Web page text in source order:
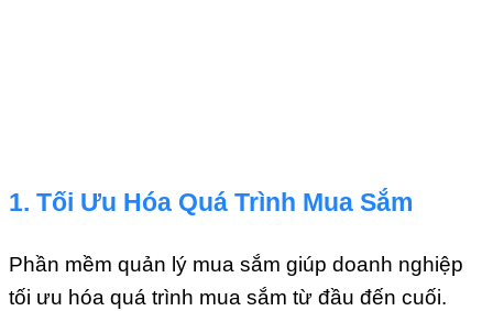
1. Tối Ưu Hóa Quá Trình Mua Sắm
Phần mềm quản lý mua sắm giúp doanh nghiệp
tối ưu hóa quá trình mua sắm từ đầu đến cuối.